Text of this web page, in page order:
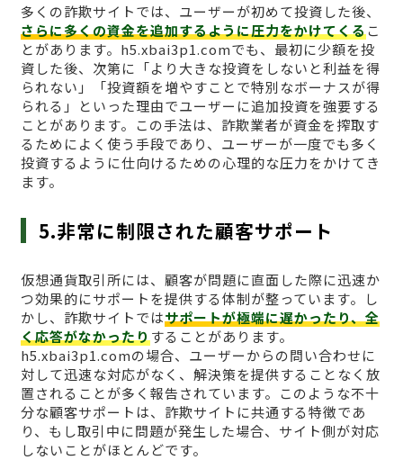
多くの詐欺サイトでは、ユーザーが初めて投資した後、
さらに多くの資金を追加するように圧力をかけてくるこ
とがあります。h5.xbai3p1.comでも、最初に少額を投
資した後、次第に「より大きな投資をしないと利益を得
られない」「投資額を増やすことで特別なボーナスが得
られる」といった理由でユーザーに追加投資を強要する
ことがあります。この手法は、詐欺業者が資金を搾取す
るためによく使う手段であり、ユーザーが一度でも多く
投資するように仕向けるための心理的な圧力をかけてき
ます。
5.非常に制限された顧客サポート
仮想通貨取引所には、顧客が問題に直面した際に迅速か
つ効果的にサポートを提供する体制が整っています。し
かし、詐欺サイトではサポートが極端に遅かったり、全
く応答がなかったりすることがあります。
h5.xbai3p1.comの場合、ユーザーからの問い合わせに
対して迅速な対応がなく、解決策を提供することなく放
置されることが多く報告されています。このような不十
分な顧客サポートは、詐欺サイトに共通する特徴であ
り、もし取引中に問題が発生した場合、サイト側が対応
しないことがほとんどです。